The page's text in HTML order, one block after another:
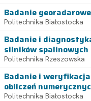
Badanie georadarowe
Politechnika Białostocka
Badanie i
silników spalinowych
Politechnika Rzeszowska
Badanie i
obliczeń
Politechnika Białostocka